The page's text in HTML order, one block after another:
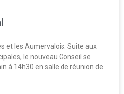
et les Aumervalois. Suite aux
le nouveau Conseil se
à 14h30 en salle de réunion de